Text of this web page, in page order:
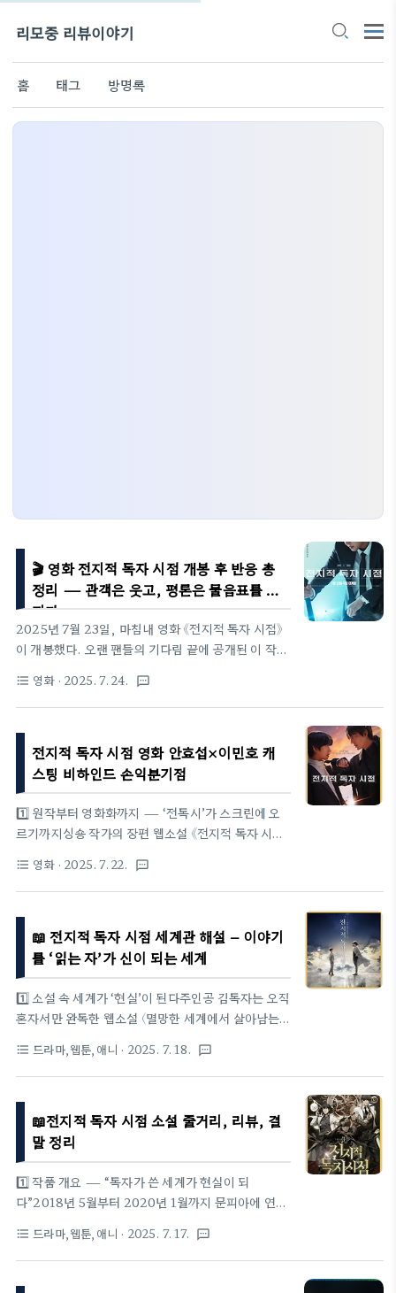
리모중 리뷰이야기
홈 태그 방명록
🎬 영화 전지적 독자 시점 개봉 후 반응 총
정리 — 관객은 웃고, 평론은 물음표를 던
지다
2025년 7월 23일, 마침내 영화 《전지적 독자 시점》
이 개봉했다. 오랜 팬들의 기다림 끝에 공개된 이 작품
츠의 실사화라는 점에서 시작 전부터 큰 화제를 모았
다. 특히 안효섭과 이민호, 나인우 등 스타 캐스팅과
300억 원이 투입된 대작이라는 점에서 이목이 집중됐
다. 개봉과 동시에 박스오피스 1위에 오르며 순항을
시작한 이 작품, 과연 관객들과 평론가들은 어떤 반응
을 보였을까?🌟 팬심은 반겼고, 일반 관객은 혼란스
러웠다먼저 관객들의 반응부터 살펴보자. 영화는 개
봉 첫날 약 12만 명의 관객을 동원하며 박스오피스 정
치 극장으로 향했고, 웹소설을 애정해온 관객들에게
는 ‘기다린 만큼의 보상’이라는 반응도..
format_list_bulleted 영화 · 2025. 7. 24. textsms
전지적 독자 시점 영화 안효섭×이민호 캐
스팅 비하인드 손익분기점
1️⃣ 원작부터 영화화까지 — ‘전독시’가 스크린에 오
르기까지싱숑 작가의 장편 웹소설 《전지적 독자 시점》
며 국내외에 두터운 팬덤을 형성했다. 리얼라이즈픽
쳐스(대표 원동연)는 ‘신과 함께’ 시리즈로 쌍천만 관
객을 달성한 노하우를 살려 2021년 판권을 확보했고,
김병우 감독(《더 테러 라이브》 《PMC: 더 벙커》)을
연출에 영입했다. 원동연 대표는 “독자가 결말을 쓰는
세계관의 전복성, 그리고 ‘동료와 함께 살아남는다’는
보편적 메시지에 매력을 느꼈다”고 설명한다.2️⃣ 캐스
팅 결정 과정 — 왜 안효섭과 이민호였나?김독자 역
효섭이, 유중혁 역에는 글로벌 팔로워 3300만 명을
보유한 이민호가 낙..
format_list_bulleted 영화 · 2025. 7. 22. textsms
📖 전지적 독자 시점 세계관 해설 – 이야기
를 ‘읽는 자’가 신이 되는 세계
1️⃣ 소설 속 세계가 ‘현실’이 된다주인공 김독자는 오직
혼자서만 완독한 웹소설 〈멸망한 세계에서 살아남는
하철 안에서, 갑작스레 현실이 소설과 똑같이 무너진
다.하늘에서는 도깨비가 등장해 생존 게임을 중계하
고, 사람들은 시나리오에 따라 살아남아야 한다. 그런
데… 이 세계는 누가 만든 것일까?그 답은 곧 밝혀진
다. 이 세계는 '별의 시청자들(별의 후원자)'이 존재하
는 거대한 우주 방송국의 일부다.2️⃣ 도깨비와 별의 후
원자 – 세계는 ‘이야기’로 유지된다이 세계에는 "시나
리오"가 존재한다. 시나리오란 곧, 별의 후원자(신적
다.도깨비: 시나리오를 관리하는 중간 관리자이자 중
계자. 인간의 고통과 드라마를..
format_list_bulleted 드라마,웹툰,애니 · 2025. 7. 18. textsms
📖전지적 독자 시점 소설 줄거리, 리뷰, 결
말 정리
1️⃣ 작품 개요 — “독자가 쓴 세계가 현실이 되
다”2018년 5월부터 2020년 1월까지 문피아에 연재
화)은 ‘현대 판타지·생존 서바이벌·메타픽션’의 문법
을 파격적으로 뒤섞은 작품이다. 평범한 직장인 김독
자가 10년 동안 유일하게 완독했던 인터넷 소설 『멸
format_list_bulleted 드라마,웹툰,애니 · 2025. 7. 17. textsms